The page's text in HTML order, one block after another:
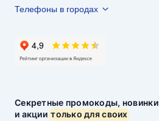
Секретные промокоды, новинки
и акциитолько для своих
Телефоны в городах